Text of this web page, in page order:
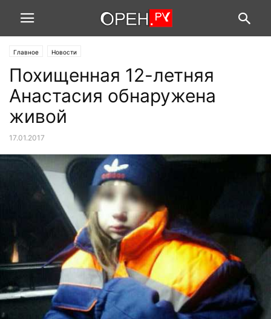
Главное Новости
Похищенная 12-летняя
Анастасия обнаружена
живой
17.01.2017